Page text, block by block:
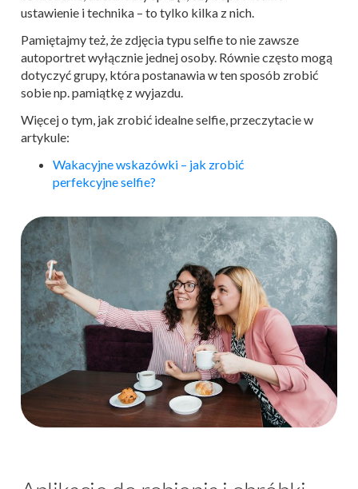
ustawienie i technika – to tylko kilka z nich.
Pamiętajmy też, że zdjęcia typu selfie to nie zawsze
autoportret wyłącznie jednej osoby. Równie często mogą
dotyczyć grupy, która postanawia w ten sposób zrobić
sobie np. pamiątkę z wyjazdu.
Więcej o tym, jak zrobić idealne selfie, przeczytacie w
artykule:
Wakacyjne wskazówki – jak zrobić
perfekcyjne selfie?